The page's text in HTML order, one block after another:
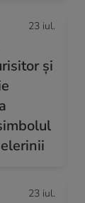
23 iul.
și
23 iul.